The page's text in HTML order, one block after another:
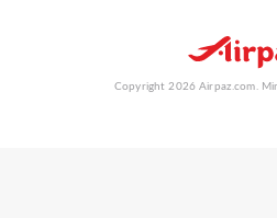
Copyright 2026 Airpaz.com.